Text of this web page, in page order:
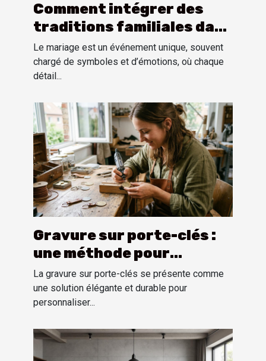
Comment intégrer des
traditions familiales dans
une cérémonie de mariage
?
Le mariage est un événement unique, souvent
chargé de symboles et d’émotions, où chaque
détail...
Gravure sur porte-clés :
une méthode pour
personnaliser
La gravure sur porte-clés se présente comme
une solution élégante et durable pour
personnaliser...